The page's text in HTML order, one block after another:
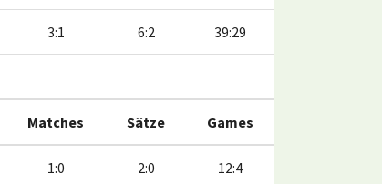
3:1 6:2 39:29
Matches Sätze Games
1:0 2:0 12:4